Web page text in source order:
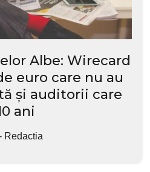
Albe: Wirecard
euro care nu au
și auditorii care
ani
Redactia